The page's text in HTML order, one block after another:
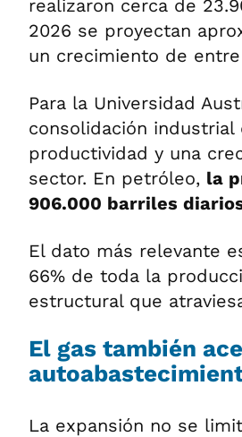
realizaron cerca de
2026 se proyectan
un crecimiento de entre
Para la Universidad
consolidación
productividad y una
sector. En petróleo, la
906.000 barriles
El dato más relevante
66% de toda la
estructural que
El gas también
La expansión no se